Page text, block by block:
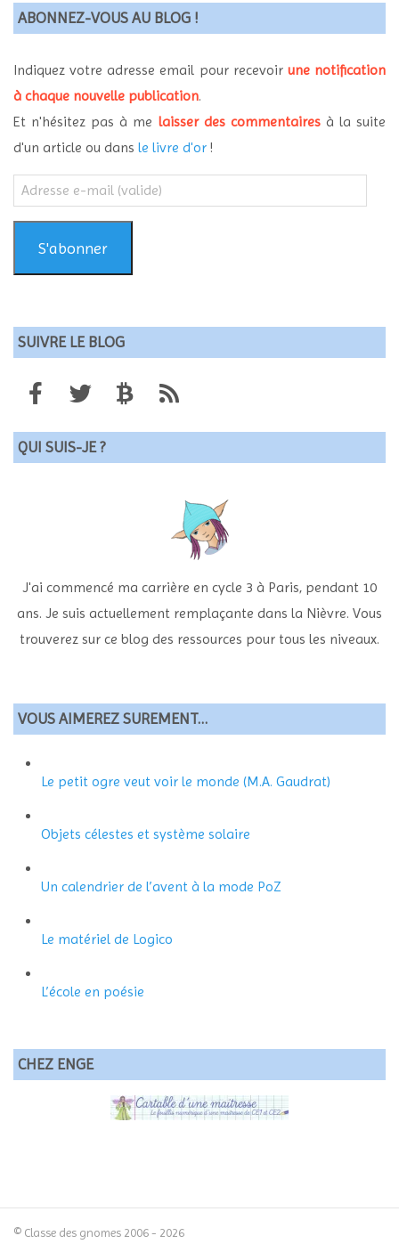
ABONNEZ-VOUS AU BLOG !
Indiquez votre adresse email pour recevoir une notification
à chaque nouvelle publication.
Et n'hésitez pas à me laisser des commentairesà la suite
d'un article ou dans le livre d'or !
Adresse
e-
mail
(valide)S'abonner
SUIVRE LE BLOG
QUI SUIS-JE ?
J'ai commencé ma carrière en cycle 3 à Paris, pendant 10
ans. Je suis actuellement remplaçante dans la Nièvre. Vous
trouverez sur ce blog des ressources pour tous les niveaux.
VOUS AIMEREZ SUREMENT…
Le petit ogre veut voir le monde (M.A. Gaudrat)
Objets célestes et système solaire
Un calendrier de l’avent à la mode PoZ
Le matériel de Logico
L’école en poésie
CHEZ ENGE
© Classe des gnomes 2006 - 2026